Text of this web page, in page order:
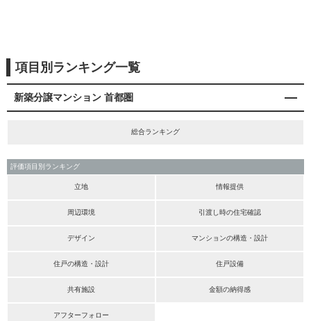
項目別ランキング一覧
新築分譲マンション 首都圏
総合ランキング
評価項目別ランキング
立地 情報提供
周辺環境 引渡し時の住宅確認
デザイン マンションの構造・設計
住戸の構造・設計 住戸設備
共有施設 金額の納得感
アフターフォロー